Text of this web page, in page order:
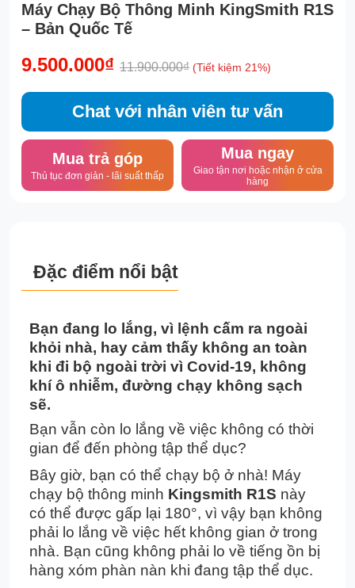
Máy Chạy Bộ Thông Minh KingSmith R1S
– Bản Quốc Tế
9.500.000₫ 11.900.000₫ (Tiết kiệm 21%)
Chat với nhân viên tư vấn
Mua trả góp
Thủ tục đơn giản - lãi suất thấp
Mua ngay
Giao tận nơi hoặc nhận ở cửa
hàng
Đặc điểm nổi bật
Bạn đang lo lắng, vì lệnh cấm ra ngoài
khỏi nhà, hay cảm thấy không an toàn
khi đi bộ ngoài trời vì Covid-19, không
khí ô nhiễm, đường chạy không sạch
sẽ.
Bạn vẫn còn lo lắng về việc không có thời
gian để đến phòng tập thể dục?
Bây giờ, bạn có thể chạy bộ ở nhà! Máy
chạy bộ thông minh Kingsmith R1S này
có thể được gấp lại 180°, vì vậy bạn không
phải lo lắng về việc hết không gian ở trong
nhà. Bạn cũng không phải lo về tiếng ồn bị
hàng xóm phàn nàn khi đang tập thể dục.